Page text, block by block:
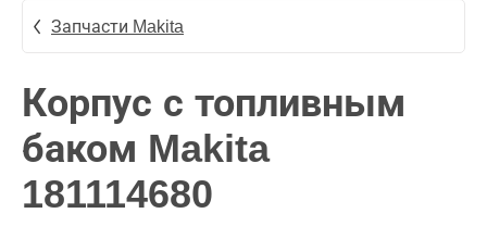
Запчасти Makita
Корпус с топливным
баком Makita
181114680